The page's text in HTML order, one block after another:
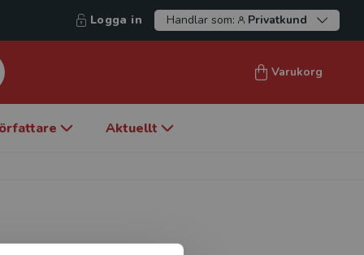
Logga in Handlar som: Privatkund
Varukorg
Aktuellt